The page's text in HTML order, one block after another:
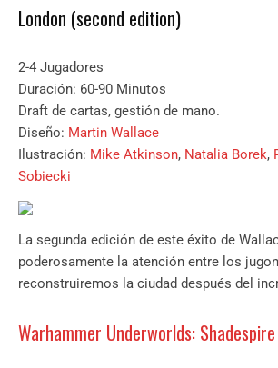
London (second edition)
2-4 Jugadores
Duración: 60-90 Minutos
Draft de cartas, gestión de mano.
Diseño: Martin Wallace
Ilustración: Mike Atkinson, Natalia Borek,
Sobiecki
La segunda edición de este éxito de
poderosamente la atención entre los
reconstruiremos la ciudad después del
Warhammer Underworlds: Shadespire